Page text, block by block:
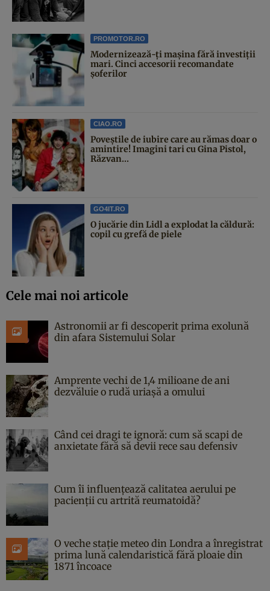
PROMOTOR.RO
Modernizează-ți mașina fără investiții
mari. Cinci accesorii recomandate
șoferilor
CIAO.RO
Poveştile de iubire care au rămas doar o
amintire! Imagini tari cu Gina Pistol,
Răzvan...
GO4IT.RO
O jucărie din Lidl a explodat la căldură:
copil cu grefă de piele
Cele mai noi articole
Astronomii ar fi descoperit prima exolună
din afara Sistemului Solar
Amprente vechi de 1,4 milioane de ani
dezvăluie o rudă uriașă a omului
Când cei dragi te ignoră: cum să scapi de
anxietate fără să devii rece sau defensiv
Cum îi influențează calitatea aerului pe
pacienții cu artrită reumatoidă?
O veche stație meteo din Londra a înregistrat
prima lună calendaristică fără ploaie din
1871 încoace